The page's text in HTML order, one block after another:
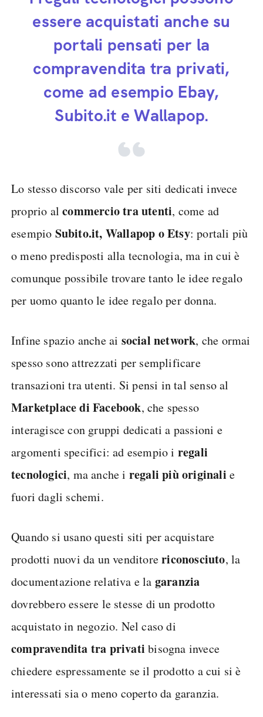
essere acquistati anche su
portali pensati per la
compravendita tra privati,
come ad esempio Ebay,
Subito.it e Wallapop.
Lo stesso discorso vale per siti dedicati invece
proprio alcommercio tra utenti, come ad
esempio Subito.it, Wallapop o Etsy: portali più
o meno predisposti alla tecnologia, ma in cui è
comunque possibile trovare tanto le idee regalo
per uomo quanto le idee regalo per donna.
Infine spazio anche ai social network, che ormai
spesso sono attrezzati per semplificare
transazioni tra utenti. Si pensi in tal senso al
Marketplace di Facebook, che spesso
interagisce con gruppi dedicati a passioni e
argomenti specifici: ad esempio i regali
tecnologici, ma anche i regali più originali e
fuori dagli schemi.
Quando si usano questi siti per acquistare
prodotti nuovi da un venditorericonosciuto, la
documentazione relativa e la garanzia
dovrebbero essere le stesse di un prodotto
acquistato in negozio. Nel caso di
compravendita tra privati bisogna invece
chiedere espressamente se il prodotto a cui si è
interessati sia o meno coperto da garanzia.